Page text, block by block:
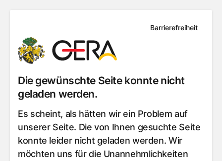
Barrierefreiheit
Die gewünschte Seite konnte nicht
geladen werden.
Es scheint, als hätten wir ein Problem auf
unserer Seite. Die von Ihnen gesuchte Seite
konnte leider nicht geladen werden. Wir
möchten uns für die Unannehmlichkeiten